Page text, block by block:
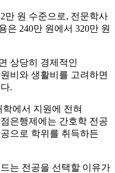
만 원 수준으로, 전문학사
은 240만 원에서 320만 원
상당히 경제적인
비와 생활비를 고려하면
.
에서 지원에 전혀
은행제에는 간호학 전공
으로 학위를 취득하든
는 전공을 선택할 이유가